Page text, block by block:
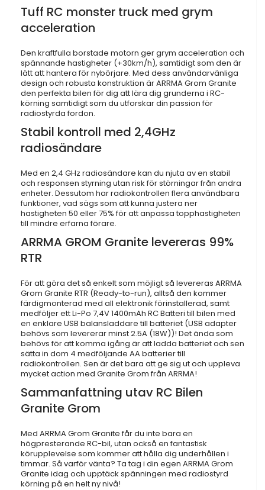
Tuff RC monster truck med grym
acceleration
Den kraftfulla borstade motorn ger grym acceleration och
spännande hastigheter (+30km/h), samtidigt som den är
lätt att hantera för nybörjare. Med dess användarvänliga
design och robusta konstruktion är ARRMA Grom Granite
den perfekta bilen för dig att lära dig grunderna i RC-
körning samtidigt som du utforskar din passion för
radiostyrda fordon.
Stabil kontroll med 2,4GHz
radiosändare
Med en 2,4 GHz radiosändare kan du njuta av en stabil
och responsen styrning utan risk för störningar från andra
enheter. Dessutom har radiokontrollen flera användbara
funktioner, vad sägs som att kunna justera ner
hastigheten 50 eller 75% för att anpassa topphastigheten
till mindre erfarna förare.
ARRMA GROM Granite levereras 99%
RTR
För att göra det så enkelt som möjligt så levereras ARRMA
Grom Granite RTR (Ready-to-run), alltså den kommer
färdigmonterad med all elektronik förinstallerad, samt
medföljer ett Li-Po 7,4V 1400mAh RC Batteri till bilen med
en enklare USB balansladdare till batteriet (USB adapter
behövs som levererar minst 2.5A (18W))! Det ända som
behövs för att komma igång är att ladda batteriet och sen
sätta in dom 4 medföljande AA batterier till
radiokontrollen. Sen är det bara att ge sig ut och uppleva
mycket action med Granite Grom från ARRMA!
Sammanfattning utav RC Bilen
Granite Grom
Med ARRMA Grom Granite får du inte bara en
högpresterande RC-bil, utan också en fantastisk
körupplevelse som kommer att hålla dig underhållen i
timmar. Så varför vänta? Ta tag i din egen ARRMA Grom
Granite idag och upptäck spänningen med radiostyrd
körning på en helt ny nivå!